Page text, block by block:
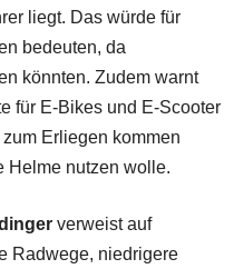
liegt. Das würde für
bedeuten, da
könnten. Zudem warnt
für E-Bikes und E-Scooter
Erliegen kommen
Helme nutzen wolle.
verweist auf
Radwege, niedrigere